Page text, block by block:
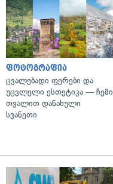
ფოტოგრაფია
ცვალებადი ფერები და
უცვლელი ესთეტიკა — ჩემი
თვალით დანახული
სვანეთი